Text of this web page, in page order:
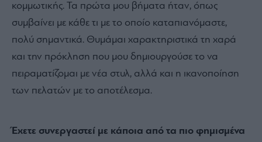
κομμωτικής. Τα πρώτα μου βήματα ήταν, όπως
συμβαίνει με κάθε τι με το οποίο καταπιανόμαστε,
πολύ σημαντικά. Θυμάμαι χαρακτηριστικά τη χαρά
και την πρόκληση που μου δημιουργούσε το να
πειραματίζομαι με νέα στυλ, αλλά και η ικανοποίηση
των πελατών με το αποτέλεσμα.
Έχετε συνεργαστεί με κάποια από τα πιο φημισμένα